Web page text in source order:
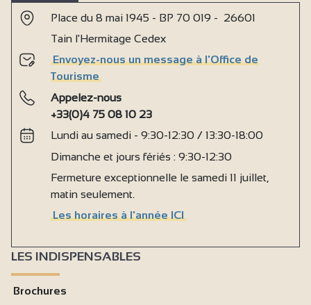
Place du 8 mai 1945 - BP 70 019 - 26601
Tain l'Hermitage Cedex
Envoyez-nous un message à l'Office de
Tourisme
Appelez-nous
+33(0)4 75 08 10 23
Lundi au samedi - 9:30-12:30 / 13:30-18:00
Dimanche et jours fériés : 9:30-12:30
Fermeture exceptionnelle le samedi 11 juillet,
matin seulement.
Les horaires à l'année ICI
LES INDISPENSABLES
Brochures